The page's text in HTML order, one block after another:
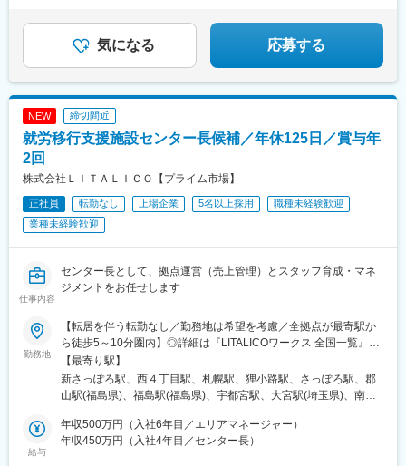
属先を決定予定。上記以外の拠点希望も歓迎※受動喫煙対策：屋内
全面禁煙
四条駅、四条大宮駅、四条駅(京都市営)、九条駅(京都府)、伏見桃
山駅、東梅田駅、倉敷駅、横川駅(広島県)、紙屋町東駅、松川町
横川一丁目駅、県庁前駅(広島県)、猿猴橋町駅、的場町駅
◎オンライン事業説明会開催中
気になる 応募する
NEW 締切間近
就労移行支援施設センター長候補／年休125日／賞与年
2回
株式会社ＬＩＴＡＬＩＣＯ【プライム市場】
正社員 転勤なし 上場企業 5名以上採用
職種未経験歓迎
業種未経験歓迎
仕事内容
センター長として、拠点運営（売上管理）とスタッフ育成・マネ
ジメントをお任せします
勤務地
【転居を伴う転勤なし／勤務地は希望を考慮／全拠点が最寄駅か
ら徒歩5～10分圏内】◎詳細は『LITALICOワークス 全国一覧』の
検索でご確認いただけます。■北海道：札幌、函館■福島県：福
島、郡山■栃木県：宇都宮■埼玉県：さいたま、和光、所沢、越
谷、草加、朝霞■千葉県：千葉、柏、船橋、松戸、市原■東京都：
横須賀、大和、厚木■静岡県：静岡、浜松、富士■愛知県：名古
屋、春日井、尾張旭、豊明、一宮、豊田、岡崎■新潟県：新潟■富
【最寄り駅】
新さっぽろ駅、西４丁目駅、札幌駅、狸小路駅、さっぽろ駅、郡
山駅(福島県)、福島駅(福島県)、宇都宮駅、大宮駅(埼玉県)、南与
柏駅、西船橋駅、松戸駅、水道橋駅、錦糸町駅、岩本町駅、日暮
里駅(舎人ライナー)、葛西駅、新板橋駅、亀有駅、新小岩駅、向原
給与
年収500万円（入社6年目／エリアマネージャー）
年収450万円（入社4年目／センター長）